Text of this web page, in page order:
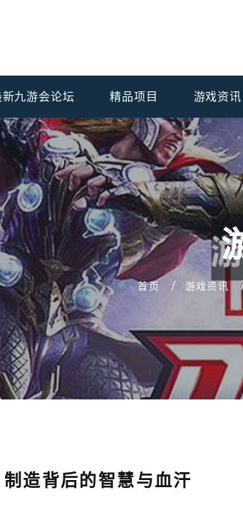
新九游会论坛 精品项目 游戏资讯
首页 游戏资讯
造背后的智慧与血汗